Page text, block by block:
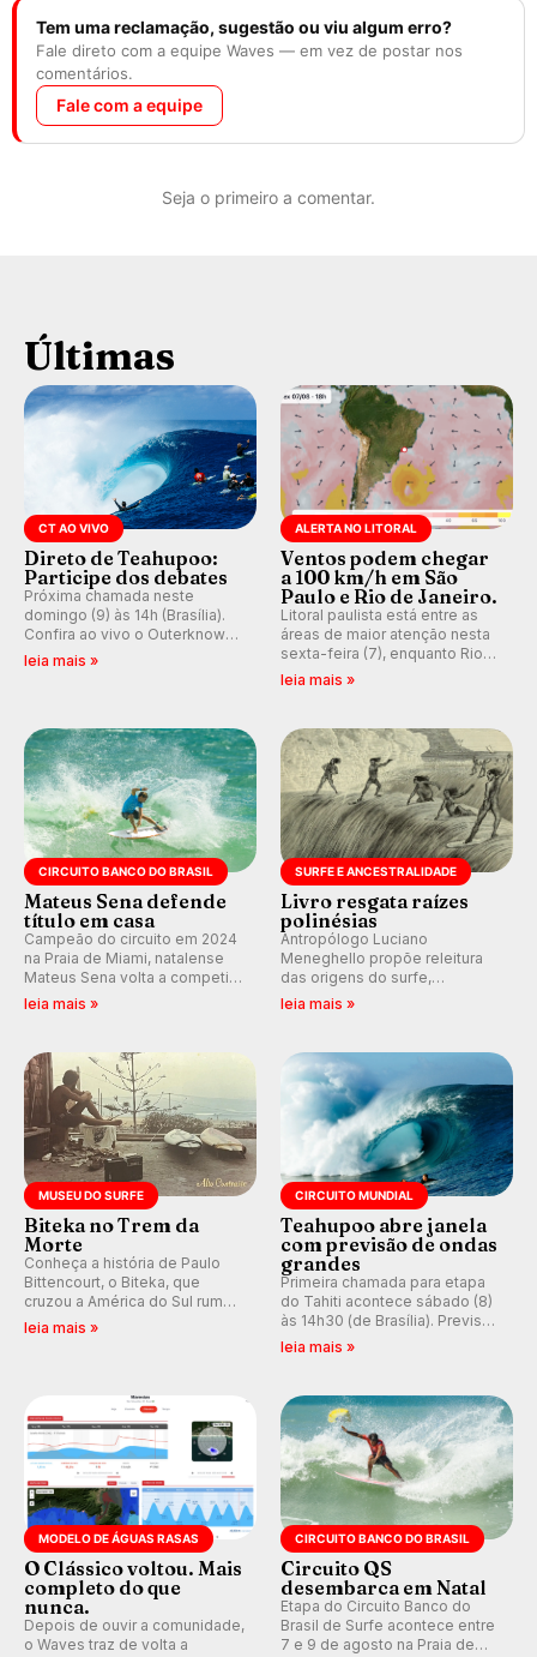
Tem uma reclamação, sugestão ou viu algum erro?
Fale direto com a equipe Waves — em vez de postar nos
comentários.
Fale com a equipe
Seja o primeiro a comentar.
Últimas
CT AO VIVO
Direto de Teahupoo:
Participe dos debates
Próxima chamada neste
domingo (9) às 14h (Brasília).
Confira ao vivo o Outerknown
Tahiti Pro 2026 e participe dos
leia mais »
ALERTA NO LITORAL
Ventos podem chegar
a 100 km/h em São
Paulo e Rio de Janeiro.
Litoral paulista está entre as
áreas de maior atenção nesta
sexta-feira (7), enquanto Rio
de Janeiro também recebe
km/h em Itanhaém.
leia mais »
CIRCUITO BANCO DO BRASIL
Mateus Sena defende
título em casa
Campeão do circuito em 2024
na Praia de Miami, natalense
Mateus Sena volta a competir
em casa em busca de manter a
leia mais »
SURFE E ANCESTRALIDADE
Livro resgata raízes
polinésias
Antropólogo Luciano
Meneghello propõe releitura
das origens do surfe,
resgatando a cultura polinésia
prática em esporte e indústria.
leia mais »
MUSEU DO SURFE
Biteka no Trem da
Morte
Conheça a história de Paulo
Bittencourt, o Biteka, que
cruzou a América do Sul rumo
ao Pacífico em uma jornada
leia mais »
CIRCUITO MUNDIAL
Teahupoo abre janela
com previsão de ondas
grandes
Primeira chamada para etapa
do Tahiti acontece sábado (8)
às 14h30 (de Brasília). Previsão
indica swell consistente.
Kelly Slater convidado.
leia mais »
MODELO DE ÁGUAS RASAS
O Clássico voltou. Mais
completo do que
nunca.
Depois de ouvir a comunidade,
o Waves traz de volta a
CIRCUITO BANCO DO BRASIL
Circuito QS
desembarca em Natal
Etapa do Circuito Banco do
Brasil de Surfe acontece entre
7 e 9 de agosto na Praia de